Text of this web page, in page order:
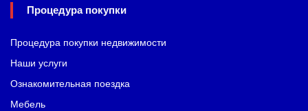
Процедура покупки
Процедура покупки недвижимости
Наши услуги
Ознакомительная поездка
Мебель